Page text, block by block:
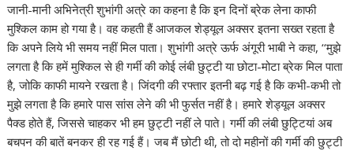
जानी-मानी अभिनेत्री शुभांगी अत्रे का कहना है कि इन दिनों ब्रेक लेना काफी
मुश्किल काम हो गया है। वह कहती हैं आजकल शेड्यूल अक्सर इतना सख्त रहता है
कि अपने लिये भी समय नहीं मिल पाता। शुभांगी अत्रे ऊर्फ अंगूरी भाबी ने कहा, ‘‘मुझे
लगता है कि हमें मुश्किल से ही गर्मी की कोई लंबी छुट्टी या छोटा-मोटा ब्रेक मिल पाता
है, जोकि काफी मायने रखता है। जिंदगी की रफ्तार इतनी बढ़ गई है कि कभी-कभी तो
मुझे लगता है कि हमारे पास सांस लेने की भी फुर्सत नहीं है। हमारे शेड्यूल अक्सर
पैक्ड होते हैं, जिससे चाहकर भी हम छुट्टी नहीं ले पाते। गर्मी की लंबी छुट्टियां अब
बचपन की बातें बनकर ही रह गई हैं। जब मैं छोटी थी, तो दो महीनों की गर्मी की छुट्टी